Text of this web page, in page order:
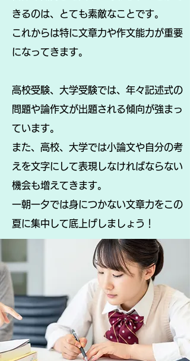
きるのは、とても素敵なことです。
これからは特に文章力や作文能力が重要
になってきます。
高校受験、大学受験では、年々記述式の
問題や論作文が出題される傾向が強まっ
ています。
また、高校、大学では小論文や自分の考
えを文字にして表現しなければならない
機会も増えてきます。
​一朝一夕では身につかない文章力をこの
夏に集中して底上げしましょう！